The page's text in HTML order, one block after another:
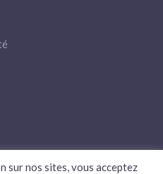
sur nos sites, vous acceptez